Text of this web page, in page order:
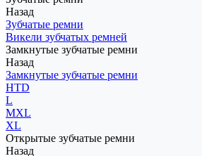
Назад
Зубчатые ремни
Викели зубчатых ремней
Замкнутые зубчатые ремни
Назад
Замкнутые зубчатые ремни
HTD
L
MXL
XL
Открытые зубчатые ремни
Назад